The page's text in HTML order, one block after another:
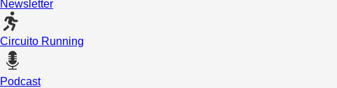
Newsletter
Circuito Running
Podcast